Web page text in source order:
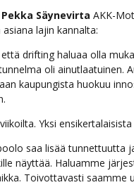
Pekka Säynevirta AKK-
lajin kannalta:
drifting haluaa olla
oli ainutlaatuinen.
kaupungista huokuu
Yksi
saa lisää tunnettuutta
näyttää. Haluamme
Toivottavasti